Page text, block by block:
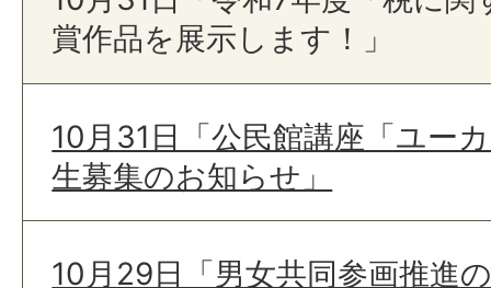
賞作品を展示します！」
10月31日「公民館講座「ユー
生募集のお知らせ」
10月29日「男女共同参画推進